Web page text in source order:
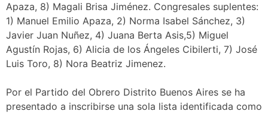
Apaza, 8) Magali Brisa Jiménez. Congresales suplentes:
1) Manuel Emilio Apaza, 2) Norma Isabel Sánchez, 3)
Javier Juan Nuñez, 4) Juana Berta Asis,5) Miguel
Agustín Rojas, 6) Alicia de los Ángeles Cibilerti, 7) José
Luis Toro, 8) Nora Beatriz Jimenez.
Por el Partido del Obrero Distrito Buenos Aires se ha
presentado a inscribirse una sola lista identificada como